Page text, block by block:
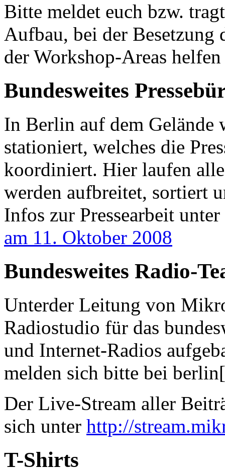
Bitte meldet euch bzw.
Aufbau, bei der Besetzung
der Workshop-Areas
Bundesweites
In Berlin auf dem Gelände
stationiert, welches die
koordiniert. Hier laufen
werden aufbreitet, sortiert
Infos zur Pressearbeit unter
am 11. Oktober 2008
Bundesweites Radio-
Unterder Leitung von
Radiostudio für das
und Internet-Radios
melden sich bitte bei
Der Live-Stream aller
sich unter http://
T-Shirts